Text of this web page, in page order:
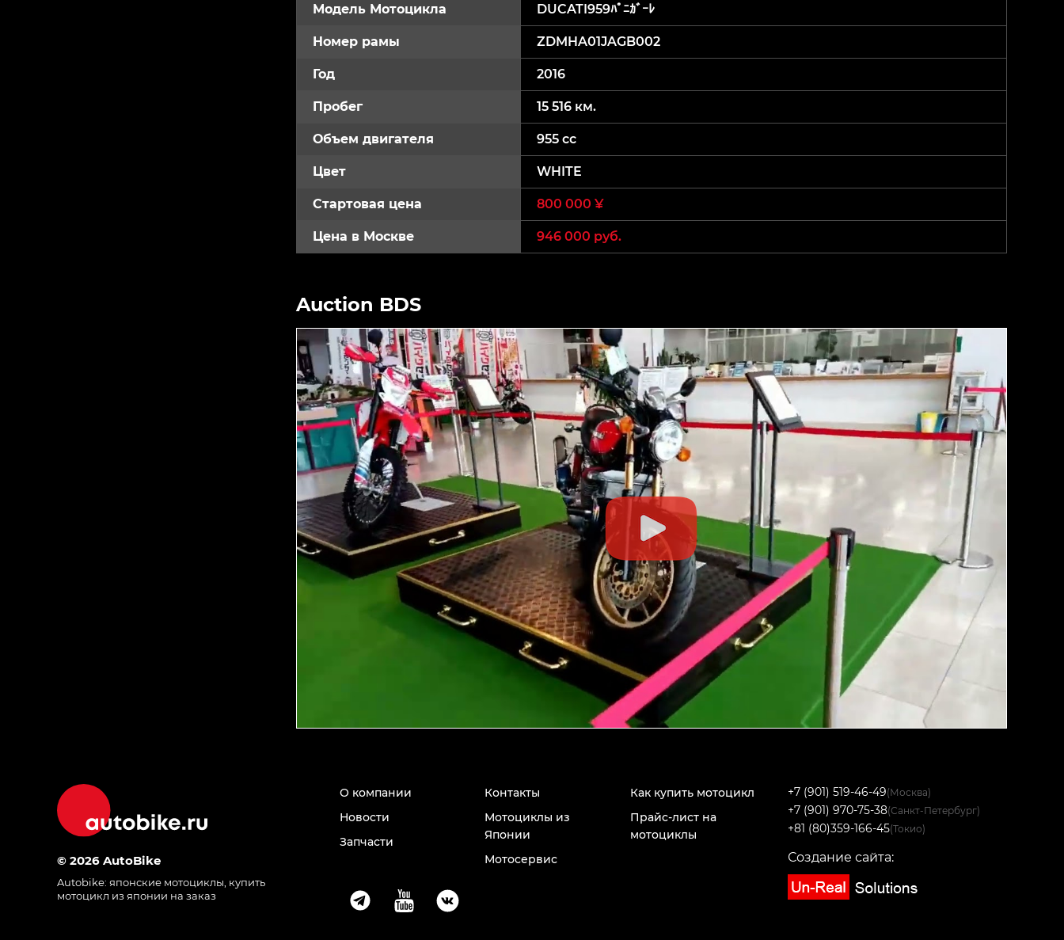
Модель Мотоцикла DUCATI959ﾊﾟﾆｶﾞｰﾚ
Номер рамы ZDMHA01JAGB002
Год 2016
Пробег 15 516 км.
Объем двигателя 955 cc
Цвет WHITE
Стартовая цена 800 000 ¥
Цена в Москве 946 000 руб.
Auction BDS
© 2026 AutoBike
Autobike: японские мотоциклы, купить
мотоцикл из японии на заказ
О компании
Новости
Запчасти
Контакты
Мотоциклы из
Японии
Мотосервис
Как купить мотоцикл
Прайс-лист на
мотоциклы
+7 (901) 519-46-49(Москва)
+7 (901) 970-75-38(Санкт-Петербург)
+81 (80)359-166-45(Токио)
Создание сайта: